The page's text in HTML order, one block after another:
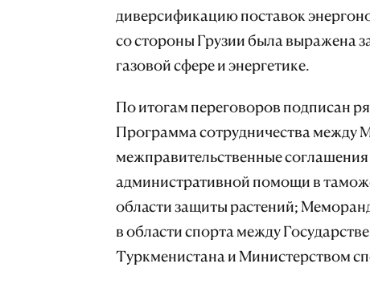
диверсификацию поставок
со стороны Грузии была выражена
газовой сфере и энергетике.
По итогам переговоров подписан
Программа сотрудничества между
межправительственные
административной помощи в
области защиты растений;
в области спорта между
Туркменистана и Министерством